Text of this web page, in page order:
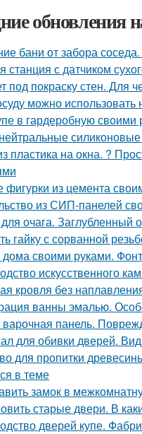
обновления
бани от забора
станция с датчиком
под покраску стен. Для
можно
в гардеробную своими
силиконовые
пластика на окна. ?
из цемента
из СИП-панелей
очага. Заглубленный
гайку с сорванной
своими руками.
искусственного
кровля без
ванны эмалью.
панель.
для обивки дверей.
для пропитки
в теме
замок в
старые двери. В
дверей купе.